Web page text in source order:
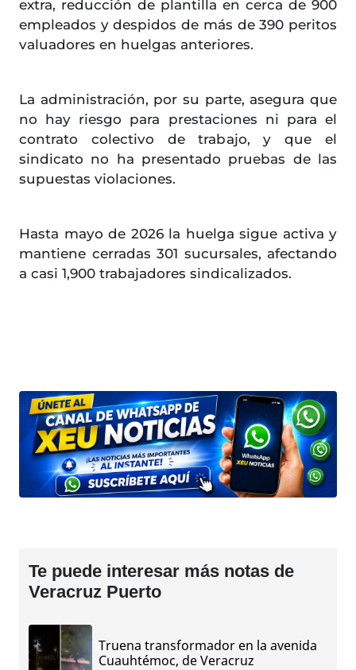
extra, reducción de plantilla en cerca de 900
empleados y despidos de más de 390 peritos
valuadores en huelgas anteriores.
La administración, por su parte, asegura que
no hay riesgo para prestaciones ni para el
contrato colectivo de trabajo, y que el
sindicato no ha presentado pruebas de las
supuestas violaciones.
Hasta mayo de 2026 la huelga sigue activa y
mantiene cerradas 301 sucursales, afectando
a casi 1,900 trabajadores sindicalizados.
Te puede interesar más notas de
Veracruz Puerto
Truena transformador en la avenida
Cuauhtémoc, de Veracruz